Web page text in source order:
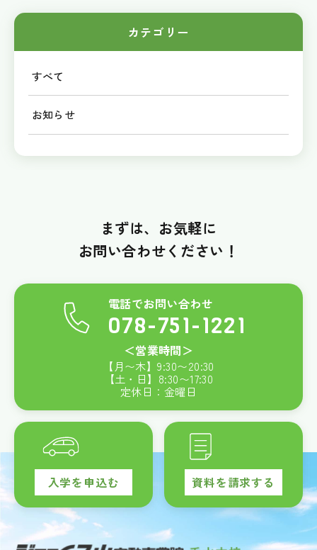
カテゴリー
すべて
お知らせ
まずは、お気軽に
お問い合わせください！
電話でお問い合わせ
078-751-1221
＜営業時間＞
【月〜木】9:30〜20:30
【土・日】 8:30〜17:30
定休日：金曜日
入学を申込む 資料を請求する